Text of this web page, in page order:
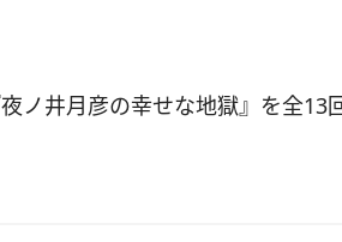
ノ井月彦の幸せな地獄』を全13